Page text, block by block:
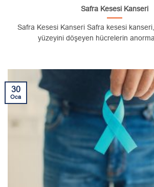
Safra Kesesi Kanseri
Safra Kesesi Kanseri Safra kesesi
yüzeyini döşeyen hücrelerin
30
Oca